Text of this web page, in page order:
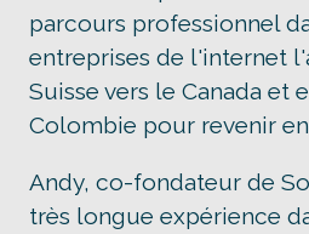
parcours professionnel
entreprises de l'internet
Suisse vers le Canada et
Colombie pour revenir en
Andy, co-fondateur de
très longue expérience